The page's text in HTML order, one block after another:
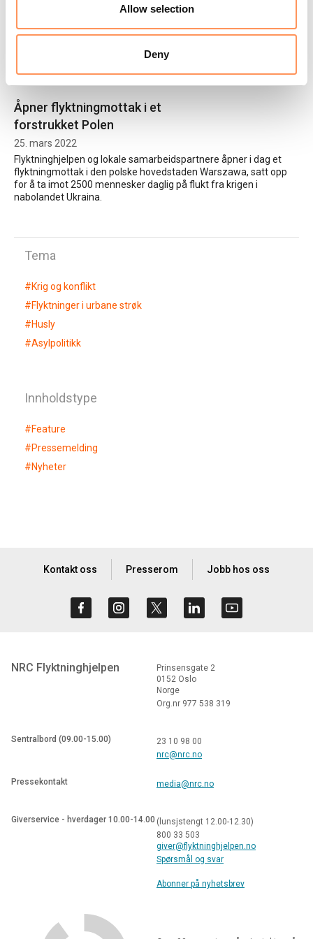
Allow selection
Deny
Flere av passasjerene er flyktninger fra
Åpner flyktningmottak i et
forstrukket Polen
25. mars 2022
Flyktninghjelpen og lokale samarbeidspartnere åpner i dag et
flyktningmottak i den polske hovedstaden Warszawa, satt opp
for å ta imot 2500 mennesker daglig på flukt fra krigen i
nabolandet Ukraina.
Tema
#Krig og konflikt
#Flyktninger i urbane strøk
#Husly
#Asylpolitikk
Innholdstype
#Feature
#Pressemelding
#Nyheter
Kontakt oss Presserom Jobb hos oss
NRC Flyktninghjelpen
Prinsensgate 2
0152 Oslo
Norge
Org.nr 977 538 319
Sentralbord (09.00-15.00)
23 10 98 00
nrc@nrc.no
Pressekontakt media@nrc.no
Giverservice - hverdager 10.00-14.00 (lunsjstengt 12.00-12.30)
800 33 503
giver@flyktninghjelpen.no
Spørsmål og svar
Abonner på nyhetsbrev